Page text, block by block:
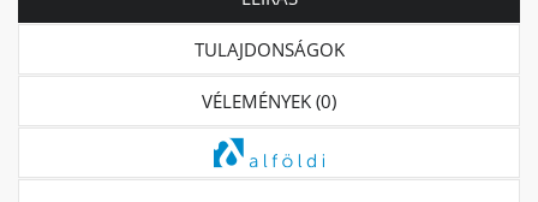
TULAJDONSÁGOK
VÉLEMÉNYEK (0)